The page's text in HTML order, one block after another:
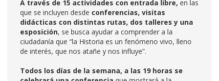
A través de 15 actividades con entrada libre, en las
que se incluyen desde conferencias, visitas
didácticas con distintas rutas, dos talleres y una
esposición, se busca ayudar a comprender a la
ciudadanía que “la Historia es un fenómeno vivo, lleno
de interés, que nos atañe y nos influye”.
Todos los días de la semana, a las 19 horas se